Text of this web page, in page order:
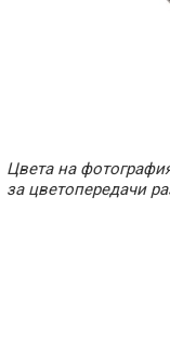
Цвета на
за цветопередачи